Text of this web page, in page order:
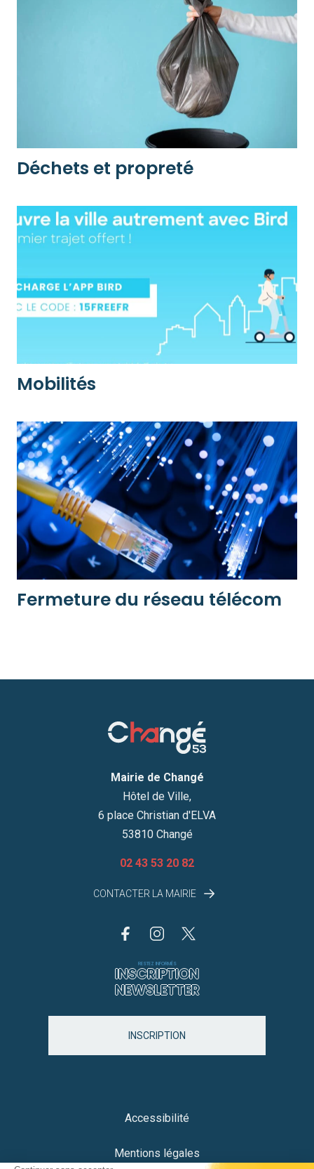
Déchets et propreté
Mobilités
Fermeture du réseau télécom
Mairie de Changé
Hôtel de Ville,
6 place Christian d'ELVA
53810 Changé
02 43 53 20 82
CONTACTER LA MAIRIE
RESTEZ INFORMÉS
INSCRIPTION
NEWSLETTER
INSCRIPTION
Accessibilité
Mentions légales